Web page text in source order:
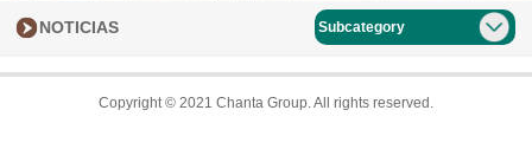
NOTICIAS Subcategory
Copyright © 2021 Chanta Group. All rights reserved.